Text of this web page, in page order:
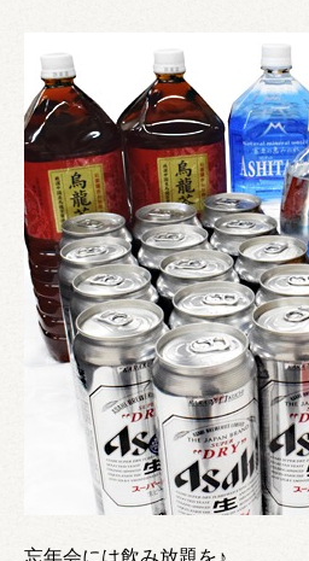
ハイ
忘年会には飲み放題を♪